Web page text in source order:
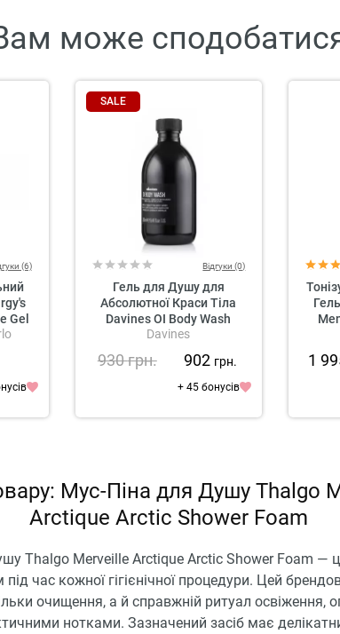
може
(6)
Gel
SALE
Відгуки (0)
Гель для Душу для
Абсолютної Краси Тіла
Davines OI Body Wash
Davines
930грн. 902 грн.
+ 45 бонусів
1
Мус-Піна для Душу Thalgo
Arctique Arctic Shower Foam
Thalgo Merveille Arctique Arctic Shower Foam —
під час кожної гігієнічної процедури. Цей
очищення, а й справжній ритуал освіження,
нотками. Зазначений засіб має